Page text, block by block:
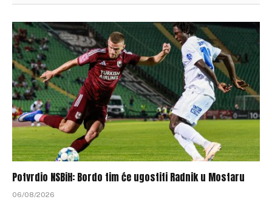
Potvrdio NSBiH: Bordo tim će ugostiti Radnik u Mostaru
06/08/2026